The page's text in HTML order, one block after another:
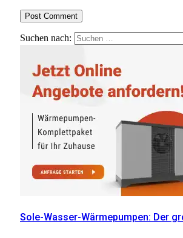
Suchen nach:
Sole-Wasser-Wärmepumpen: Der